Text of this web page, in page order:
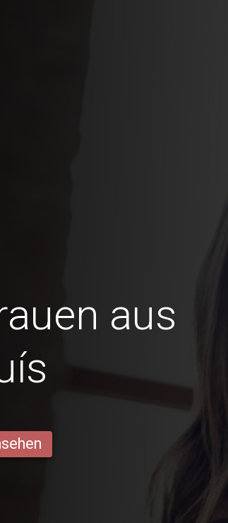
aus